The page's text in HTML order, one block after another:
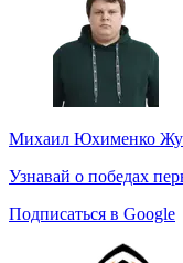
Михаил Юхименко
Узнавай о победах
Подписаться в Google